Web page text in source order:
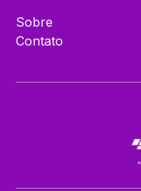
Sobre
Contato